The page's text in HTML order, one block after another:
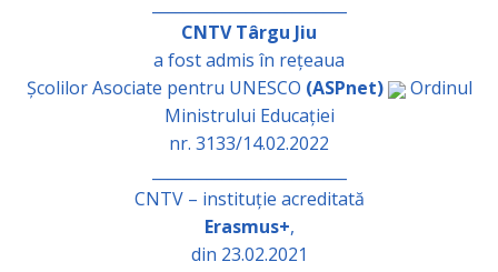
CNTV Târgu Jiu
a fost admis în rețeaua
Școlilor Asociate pentru UNESCO (ASPnet)
Ordinul
Ministrului Educației
nr. 3133/14.02.2022
CNTV – instituție acreditată
Erasmus+,
din 23.02.2021